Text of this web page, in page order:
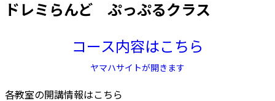
ドレミらんど ぷっぷるクラス
コース内容はこちら
ヤマハサイトが開きます
各教室の開講情報はこちら